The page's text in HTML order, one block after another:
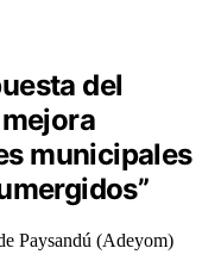
del
municipales
Paysandú (Adeyom)